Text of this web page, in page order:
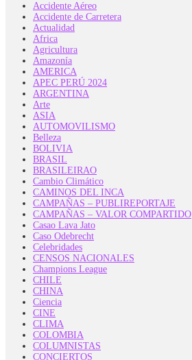
Accidente Aéreo
Accidente de Carretera
Actualidad
Africa
Agricultura
Amazonía
AMERICA
APEC PERÚ 2024
ARGENTINA
Arte
ASIA
AUTOMOVILISMO
Belleza
BOLIVIA
BRASIL
BRASILEIRAO
Cambio Climático
CAMINOS DEL INCA
CAMPAÑAS – PUBLIREPORTAJE
CAMPAÑAS – VALOR COMPARTIDO
Casao Lava Jato
Caso Odebrecht
Celebridades
CENSOS NACIONALES
Champions League
CHILE
CHINA
Ciencia
CINE
CLIMA
COLOMBIA
COLUMNISTAS
CONCIERTOS